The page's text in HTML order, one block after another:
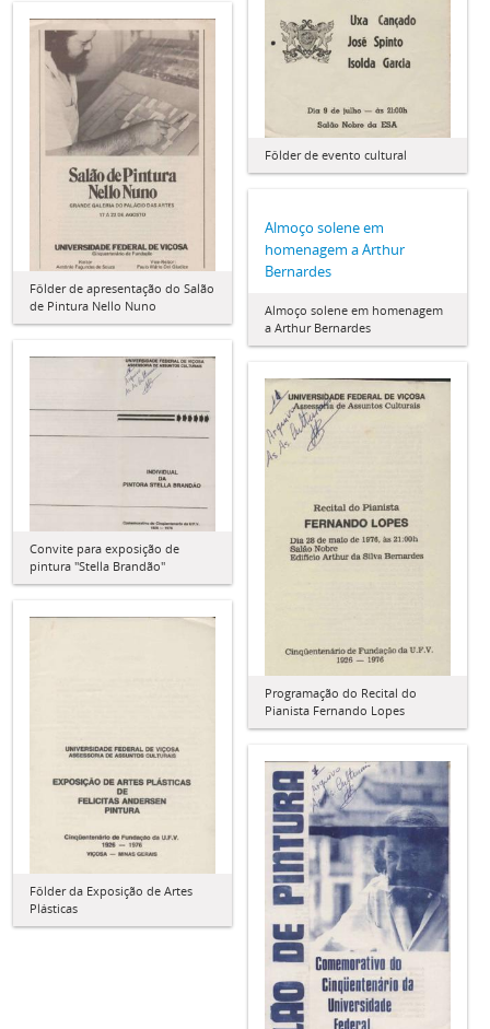
Fôlder de evento cultural
Fôlder de apresentação do Salão
de Pintura Nello Nuno
Almoço solene em
homenagem a Arthur
Bernardes
Almoço solene em homenagem
a Arthur Bernardes
Convite para exposição de
pintura "Stella Brandão"
Programação do Recital do
Pianista Fernando Lopes
Fôlder da Exposição de Artes
Plásticas